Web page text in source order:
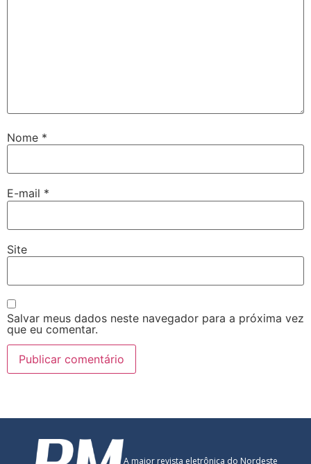
Nome *
E-mail *
Site
Salvar meus dados neste navegador para a próxima vez
que eu comentar.
A maior revista eletrônica do Nordeste